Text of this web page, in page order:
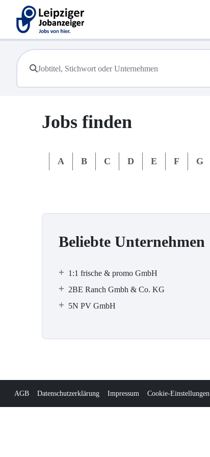
Jobs finden
A B C D E F G
Beliebte Unternehmen
1:1 frische & promo GmbH
2BE Ranch Gmbh & Co. KG
5N PV GmbH
AGB Datenschutzerklärung Impressum Cookie-Einstellungen